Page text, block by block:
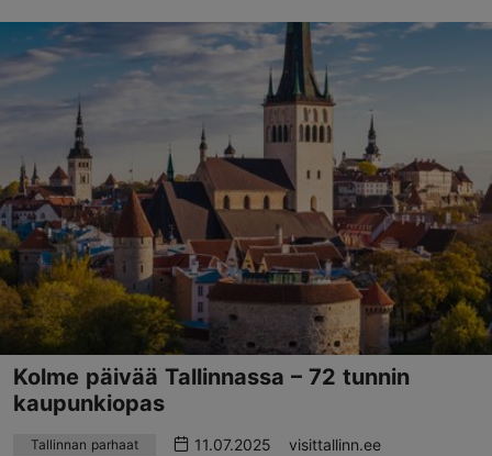
Kolme päivää Tallinnassa – 72 tunnin
kaupunkiopas
Tallinnan parhaat 11.07.2025 visittallinn.ee